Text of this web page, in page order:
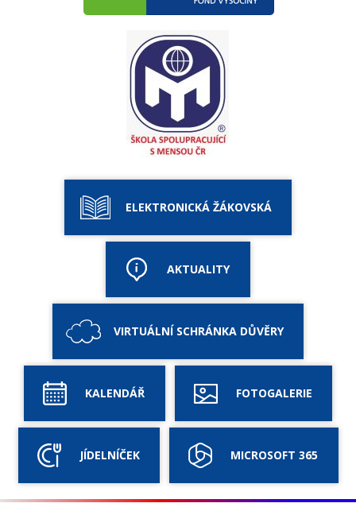
ELEKTRONICKÁ ŽÁKOVSKÁ
AKTUALITY
VIRTUÁLNÍ SCHRÁNKA DŮVĚRY
KALENDÁŘ FOTOGALERIE
JÍDELNÍČEK MICROSOFT 365